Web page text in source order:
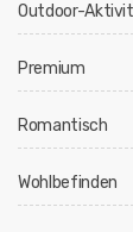
Outdoor-
Premium
Romantisch
Wohlbefinden